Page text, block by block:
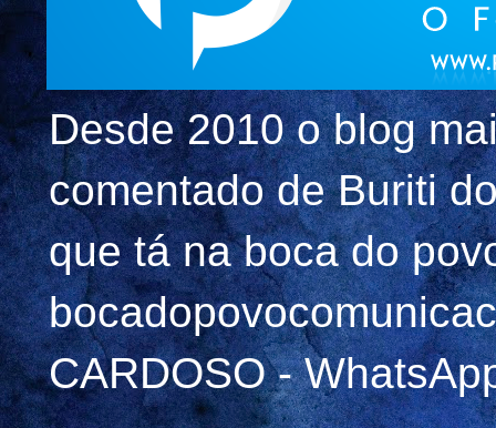
Desde 2010 o blog
comentado de Buriti
que tá na boca do
CARDOSO -